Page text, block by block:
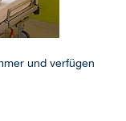
und verfügen